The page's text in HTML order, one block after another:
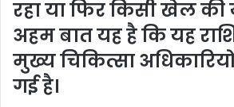
रहा या फिर किसी खेल की
अहम बात यह है कि यह
मुख्य चिकित्सा
गई है।